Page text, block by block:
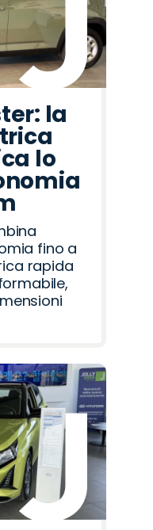
la
lo
fino a
rapida